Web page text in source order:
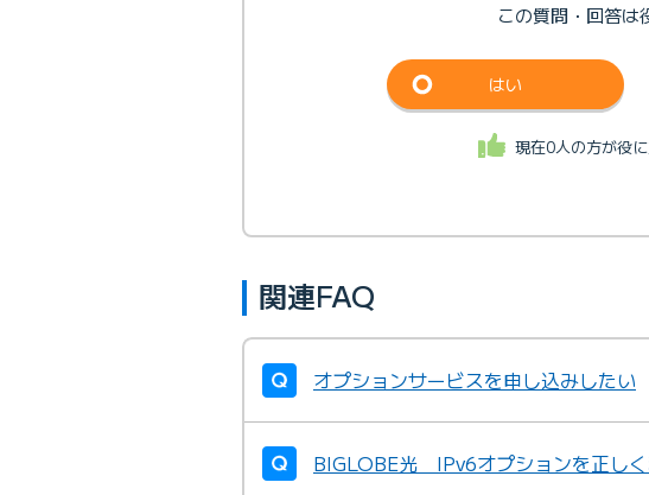
この質問・回答は
はい
現在0人の方が役
関連FAQ
オプションサービスを申し込みしたい
BIGLOBE光 IPv6オプションを正し